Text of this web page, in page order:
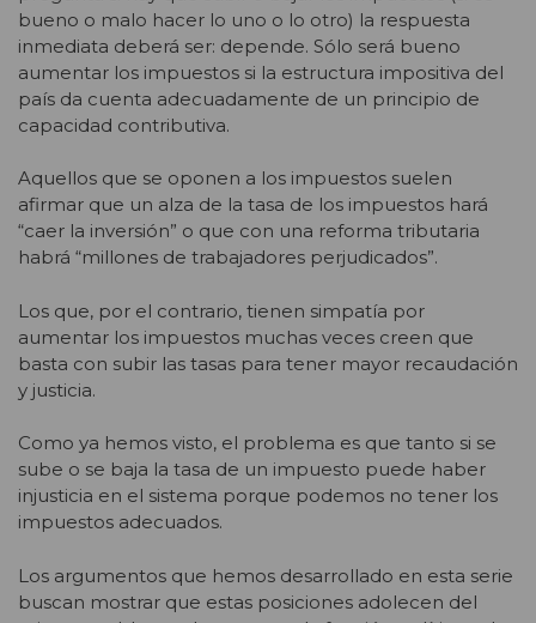
bueno o malo hacer lo uno o lo otro) la respuesta
inmediata deberá ser: depende. Sólo será bueno
aumentar los impuestos si la estructura impositiva del
país da cuenta adecuadamente de un principio de
capacidad contributiva.
Aquellos que se oponen a los impuestos suelen
afirmar que un alza de la tasa de los impuestos hará
“caer la inversión” o que con una reforma tributaria
habrá “millones de trabajadores perjudicados”.
Los que, por el contrario, tienen simpatía por
aumentar los impuestos muchas veces creen que
basta con subir las tasas para tener mayor recaudación
y justicia.
Como ya hemos visto, el problema es que tanto si se
sube o se baja la tasa de un impuesto puede haber
injusticia en el sistema porque podemos no tener los
impuestos adecuados.
Los argumentos que hemos desarrollado en esta serie
buscan mostrar que estas posiciones adolecen del